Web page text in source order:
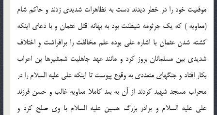
موقعيت خود را در خطر ديدند دست به تظاهرات شديدى زدند و حاكم شام
(معاويه ) كه يك جرثومه شيطنت بود به بهانه قتل عثمان و با دعاى اينكه
كشته شدن عثمان با اشاره على بوده علم مخالفت را برافراشت و اختلاف
شديدى بين مسلمانان بروز كرد و مانند عهد جاهليت شمشيرها ين اعراب
بكار افتاد و جنگهاى متعددى به وقوع پيوست تا اينكه على عليه السلام را در
محراب مسجد شهيد كردند از آن به بعد كاملا معاويه غالب و حسن فرزند
على عليه السلام و برادر بزرگ حسين عليه السلام با وى صلح كرد و